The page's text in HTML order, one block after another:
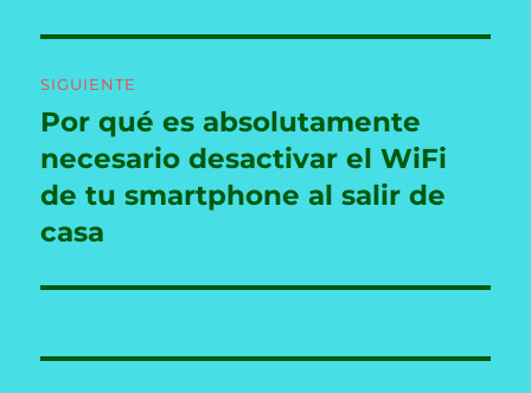
SIGUIENTE
Entrada
siguiente:
Por qué es absolutamente
necesario desactivar el WiFi
de tu smartphone al salir de
casa